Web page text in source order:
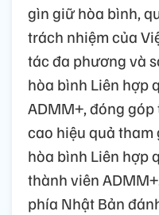
gìn giữ hòa bình,
trách nhiệm của
tác đa phương và
hòa bình Liên hợp
ADMM+, đóng
cao hiệu quả
hòa bình Liên hợp
thành viên
phía Nhật Bản